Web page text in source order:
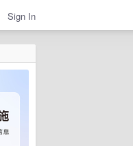
Sign In